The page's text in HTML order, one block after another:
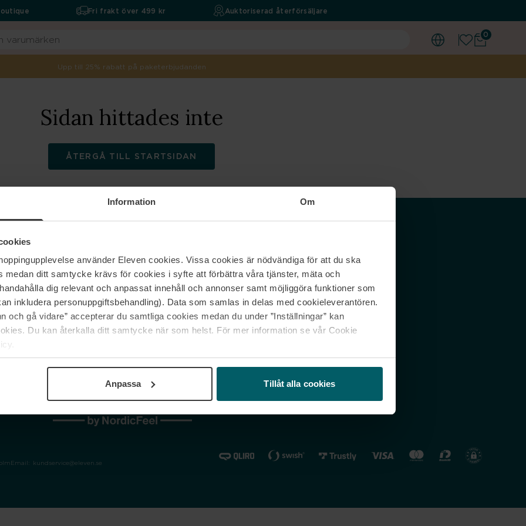
Information Om
använder Eleven cookies. Vissa cookies är nödvändiga för att du ska
medan ditt samtycke krävs för cookies i syfte att förbättra våra tjänster, mäta och
dig relevant och anpassat innehåll och annonser samt möjliggöra funktioner som
inkludera personuppgiftsbehandling). Data som samlas in delas med cookieleverantören.
och gå vidare” accepterar du samtliga cookies medan du under ”Inställningar” kan
Du kan återkalla ditt samtycke när som helst. För mer information se vår Cookie
Anpassa Tillåt alla cookies
0
Fri frakt över 499 kr Auktoriserad återförsäljare
Upp till 25% rabatt på paketerbjudanden
Sidan hittades inte
ÅTERGÅ TILL STARTSIDAN
Om oss
Jobba hos oss
Våra varumärken
Kontakta oss
Vanliga frågor & svar
Spåra min beställning
reklamationer
Nordicfeel SE
Nordicfeel FI
Nordicfeel NO
Email: kundservice@eleven.se